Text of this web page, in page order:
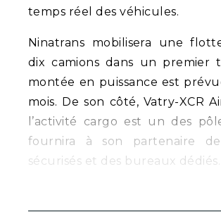
temps réel des véhicules.
Ninatrans mobilisera une
dix camions dans un premier
montée en puissance est
mois. De son côté, Vatry-XCR
l’activité cargo est un des
fournira à son partenaire
sécurisés et des bureaux dédiés.